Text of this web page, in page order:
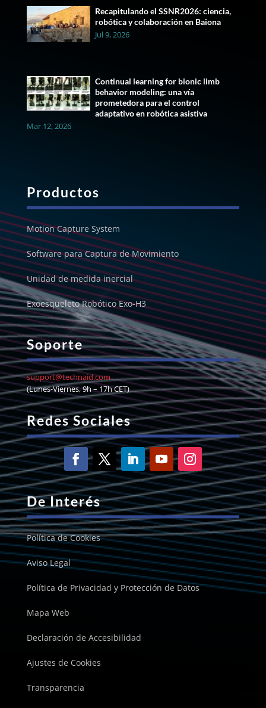
Recapitulando el SSNR2026: ciencia,
robótica y colaboración en Baiona
Jul 9, 2026
Continual learning for bionic limb
behavior modeling: una vía
prometedora para el control
adaptativo en robótica asistiva
Mar 12, 2026
Productos
Motion Capture System
Software para Captura de Movimiento
Unidad de medida inercial
Exoesqueleto Robótico Exo-H3
Soporte
support@technaid.com
(Lunes-Viernes, 9h – 17h CET)
Redes Sociales
De Interés
Política de Cookies
Aviso Legal
Política de Privacidad y Protección de Datos
Mapa Web
Declaración de Accesibilidad
Ajustes de Cookies
Transparencia